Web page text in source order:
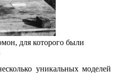
для которого были
уникальных моделей